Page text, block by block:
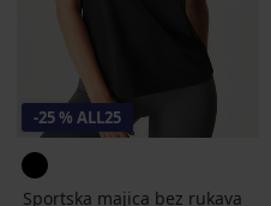
-25 % ALL25
Sportska majica bez rukava